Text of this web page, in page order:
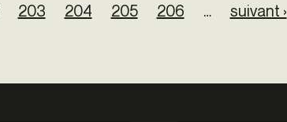
203 204 205 206 … suivant ›